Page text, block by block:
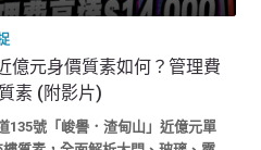
億元身價質素如何？管理費
素 (附影片)
135號「峻譽．渣甸山」近億元單